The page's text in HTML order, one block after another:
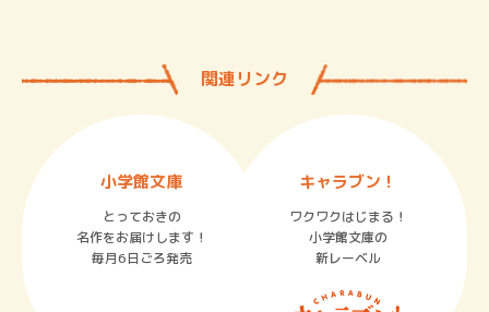
関連リンク
小学館文庫
とっておきの
名作をお届けします！
毎月6日ごろ発売
キャラブン！
ワクワクはじまる！
小学館文庫の
新レーベル